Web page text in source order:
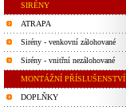
SIRÉNY
ATRAPA
Sirény - venkovní zálohované
Sirény - vnitřní nezálohované
MONTÁŽNÍ PŘÍSLUŠENSTVÍ
DOPLŇKY